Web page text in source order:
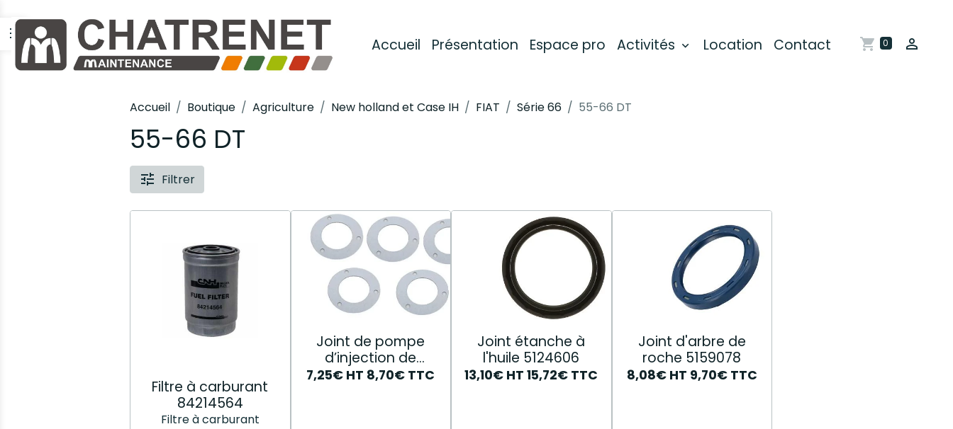
Accueil Présentation Espace pro Activités Location Contact 0
Accueil Boutique Agriculture New holland et Case IH FIAT Série 66 55-66 DT
55-66 DT
Filtrer
Filtre à carburant
84214564
Filtre à carburant
Joint de pompe
d’injection de
carburant 98400782
7,25€ HT 8,70€ TTC
Joint étanche à
l'huile 5124606
13,10€ HT 15,72€ TTC
Joint d'arbre de
roche 5159078
8,08€ HT 9,70€ TTC